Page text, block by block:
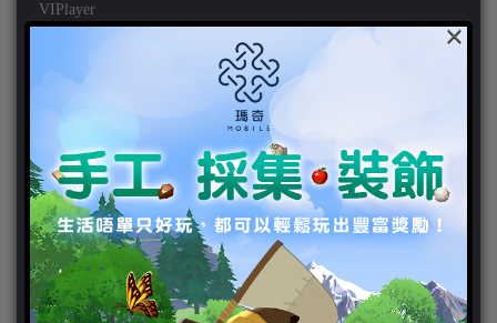
VIPlayer
天堂2:革命 攻略
好康活動
官方虛寶
家用遊戲
3DS
PC
PS VITA
×